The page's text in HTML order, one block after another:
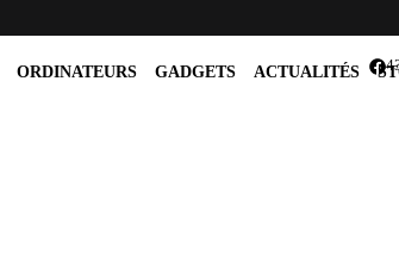
ORDINATEURS GADGETS ACTUALITÉS